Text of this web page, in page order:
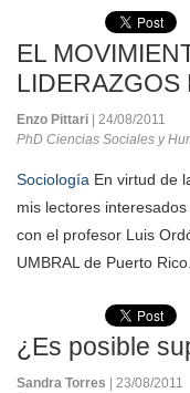
EL
LIDERAZGOS
Enzo Pittari
| 24/08/2011
PhD Ciencias Sociales y
Sociología En virtud de
mis lectores
con el profesor Luis
UMBRAL de Puerto
¿Es posible
Sandra Torres
| 23/08/2011